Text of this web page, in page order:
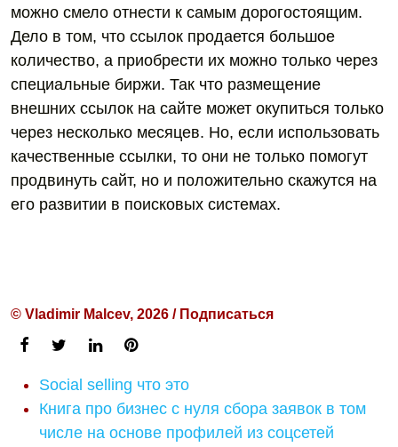
можно смело отнести к самым дорогостоящим.
Дело в том, что ссылок продается большое
количество, а приобрести их можно только через
специальные биржи. Так что размещение
внешних ссылок на сайте может окупиться только
через несколько месяцев. Но, если использовать
качественные ссылки, то они не только помогут
продвинуть сайт, но и положительно скажутся на
его развитии в поисковых системах.
© Vladimir Malcev, 2026 / Подписаться
Social selling что это
Книга про бизнес с нуля сбора заявок в том
числе на основе профилей из соцсетей